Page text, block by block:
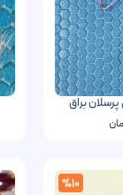
براق
%10